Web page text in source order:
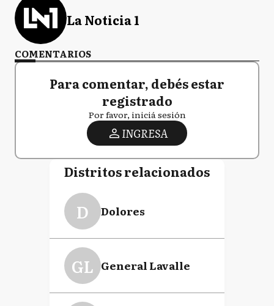
La Noticia 1
COMENTARIOS
Para comentar, debés estar
registrado
Por favor, iniciá sesión
INGRESA
Distritos relacionados
D Dolores
GL General Lavalle